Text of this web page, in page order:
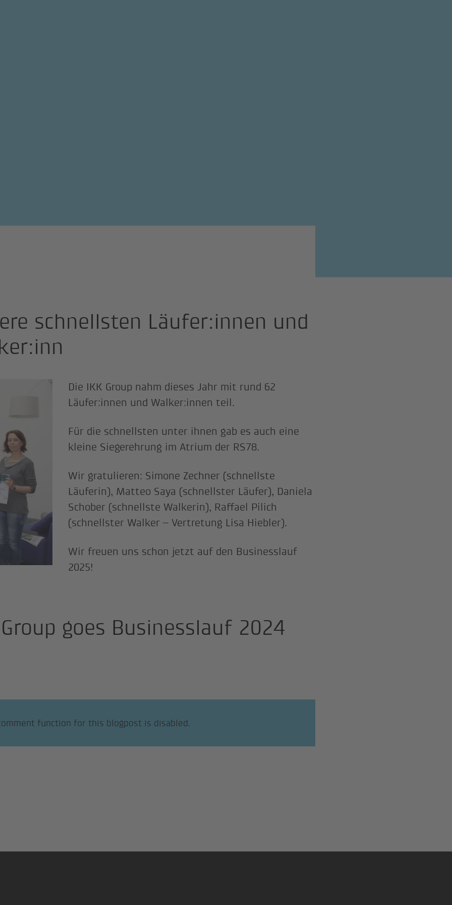
schnellsten Läufer:innen und
Die IKK Group nahm dieses Jahr mit rund 62
Läufer:innen und Walker:innen teil.
Für die schnellsten unter ihnen gab es auch eine
kleine Siegerehrung im Atrium der RS78.
Wir gratulieren: Simone Zechner (schnellste
Läuferin), Matteo Saya (schnellster Läufer), Daniela
Schober (schnellste Walkerin), Raffael Pilich
(schnellster Walker – Vertretung Lisa Hiebler).
Wir freuen uns schon jetzt auf den Businesslauf
2025!
goes Businesslauf 2024
function for this blogpost is disabled.